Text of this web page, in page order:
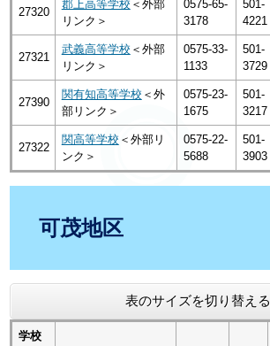
27320
郡上高等学校 ＜外部
リンク＞
0575-65-
3178
501-
4221
27321
武義高等学校 ＜外部
リンク＞
0575-33-
1133
501-
3729
27390
関有知高等学校 ＜外
部リンク＞
0575-23-
1675
501-
3217
27322
関高等学校 ＜外部リ
ンク＞
0575-22-
5688
501-
3903
可茂地区
表のサイズを切り替える
学校